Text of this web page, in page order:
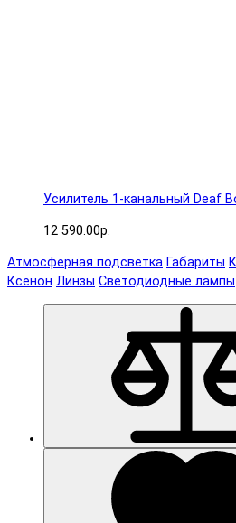
Усилитель 1-канальный Deaf
12 590.00р.
Атмосферная подсветка Габариты
Ксенон Линзы Светодиодные лампы